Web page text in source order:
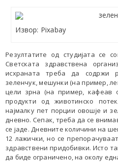
Извор: Pixabay
Резултатите од студијата се
Светската здравствена
исхраната треба да содржи
зеленчук, мешунки (на пример,
цели зрна (на пример, кафеав
продукти од животинско
најмалку пет порции овошје и
дневно. Сепак, треба да се
се јаде. Дневните количини на
12 лажички, но се
здравствени придобивки. Исто
да биде ограничено, на околу